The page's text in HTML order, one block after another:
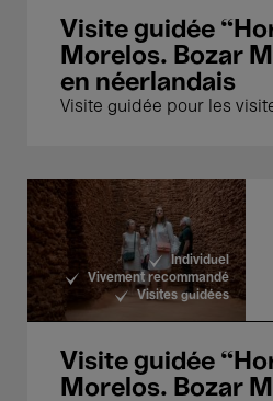
Visite guidée
Morelos. Bozar
en néerlandais
Visite guidée pour les
Individuel
Vivement recommandé
Visites guidées
Visite guidée
Morelos. Bozar